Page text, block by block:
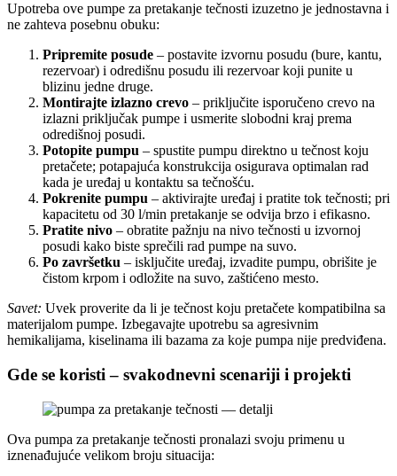
Upotreba ove pumpe za pretakanje tečnosti izuzetno je jednostavna i
ne zahteva posebnu obuku:
Pripremite posude – postavite izvornu posudu (bure, kantu,
rezervoar) i odredišnu posudu ili rezervoar koji punite u
blizinu jedne druge.
Montirajte izlazno crevo – priključite isporučeno crevo na
izlazni priključak pumpe i usmerite slobodni kraj prema
odredišnoj posudi.
Potopite pumpu – spustite pumpu direktno u tečnost koju
pretačete; potapajuća konstrukcija osigurava optimalan rad
kada je uređaj u kontaktu sa tečnošću.
Pokrenite pumpu – aktivirajte uređaj i pratite tok tečnosti; pri
kapacitetu od 30 l/min pretakanje se odvija brzo i efikasno.
Pratite nivo – obratite pažnju na nivo tečnosti u izvornoj
posudi kako biste sprečili rad pumpe na suvo.
Po završetku – isključite uređaj, izvadite pumpu, obrišite je
čistom krpom i odložite na suvo, zaštićeno mesto.
Savet: Uvek proverite da li je tečnost koju pretačete kompatibilna sa
materijalom pumpe. Izbegavajte upotrebu sa agresivnim
hemikalijama, kiselinama ili bazama za koje pumpa nije predviđena.
Gde se koristi – svakodnevni scenariji i projekti
Ova pumpa za pretakanje tečnosti pronalazi svoju primenu u
iznenađujuće velikom broju situacija: